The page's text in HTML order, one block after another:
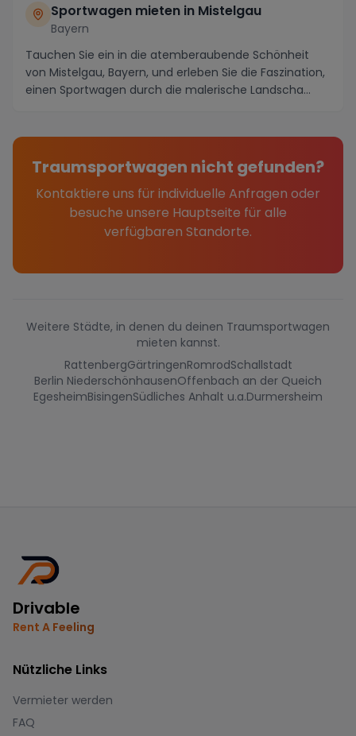
Sportwagen mieten in Mistelgau
Bayern
Tauchen Sie ein in die atemberaubende Schönheit
von Mistelgau, Bayern, und erleben Sie die Faszination,
einen Sportwagen durch die malerische Landscha...
Traumsportwagen nicht gefunden?
Kontaktiere uns für individuelle Anfragen oder
besuche unsere Hauptseite für alle
verfügbaren Standorte.
Weitere Städte, in denen du deinen Traumsportwagen
mieten kannst.
RattenbergGärtringenRomrodSchallstadt
Berlin NiederschönhausenOffenbach an der Queich
EgesheimBisingenSüdliches Anhalt u.a.Durmersheim
Drivable
Rent A Feeling
Nützliche Links
Vermieter werden
FAQ